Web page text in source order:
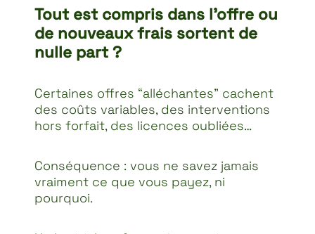
Tout est compris dans l’offre ou
de nouveaux frais sortent de
nulle part ?
Certaines offres “alléchantes” cachent
des coûts variables, des interventions
hors forfait, des licences oubliées…
Conséquence : vous ne savez jamais
vraiment ce que vous payez, ni
pourquoi.